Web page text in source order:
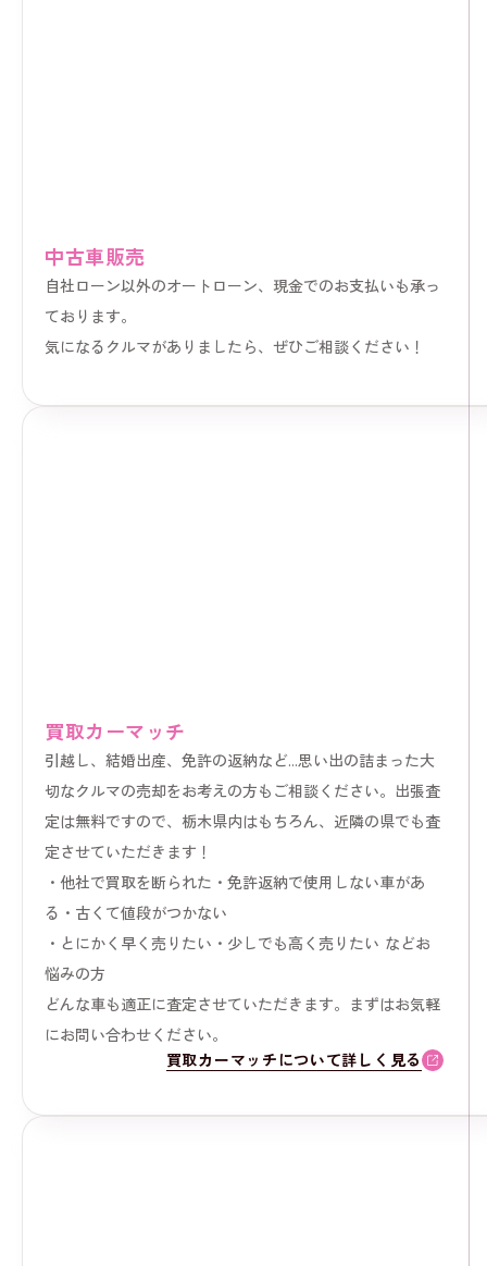
中古車販売
自社ローン以外のオートローン、現金でのお支払いも承っ
ております。
気になるクルマがありましたら、ぜひご相談ください！
買取カーマッチ
引越し、結婚出産、免許の返納など...思い出の詰まった大
切なクルマの売却をお考えの方もご相談ください。出張査
定は無料ですので、栃木県内はもちろん、近隣の県でも査
定させていただきます！
・他社で買取を断られた・免許返納で使用しない車があ
る・古くて値段がつかない
・とにかく早く売りたい・少しでも高く売りたい などお
悩みの方
どんな車も適正に査定させていただきます。まずはお気軽
にお問い合わせください。
買取カーマッチについて詳しく見る